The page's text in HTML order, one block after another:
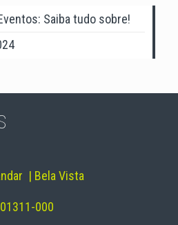
Saiba tudo sobre!
| Bela Vista
000